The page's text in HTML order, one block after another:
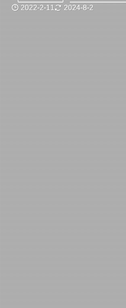
2022-2-11 2024-8-2